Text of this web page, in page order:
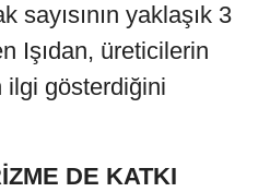
sayısının yaklaşık 3
Işıdan, üreticilerin
ilgi gösterdiğini
DE KATKI